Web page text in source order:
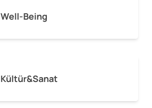
Well-Being
Kültür&Sanat